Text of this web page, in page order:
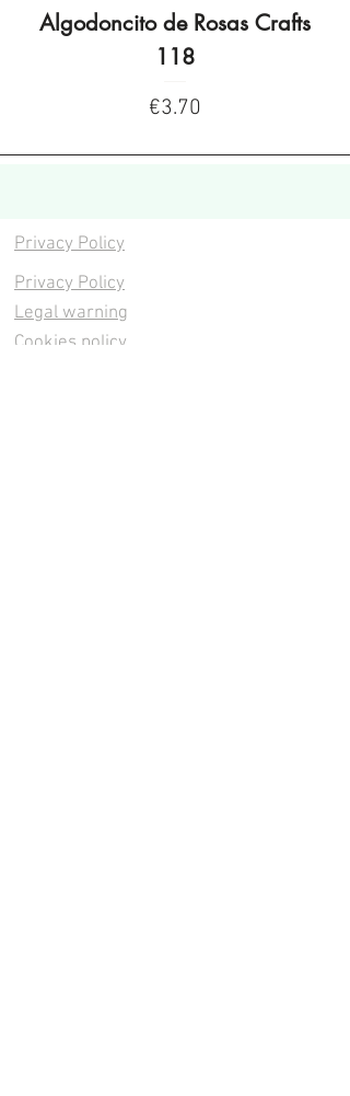
Algodoncito de Rosas Crafts
118
Price
€3.70
Privacy Policy
Privacy Policy
Legal warning
Cookies policy